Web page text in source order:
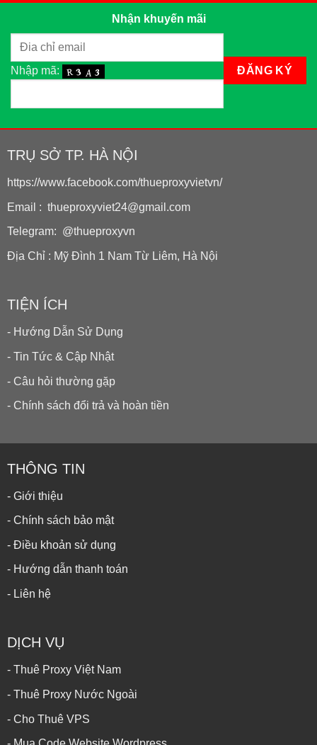
Nhận khuyến mãi
Nhập mã:
TRỤ SỞ TP. HÀ NỘI
https://www.facebook.com/thueproxyvietvn/
Email : thueproxyviet24@gmail.com
Telegram: @thueproxyvn
Địa Chỉ : Mỹ Đình 1 Nam Từ Liêm, Hà Nội
TIỆN ÍCH
- Hướng Dẫn Sử Dụng
- Tin Tức & Cập Nhật
- Câu hỏi thường gặp
- Chính sách đổi trả và hoàn tiền
THÔNG TIN
- Giới thiệu
- Chính sách bảo mật
- Điều khoản sử dụng
- Hướng dẫn thanh toán
- Liên hệ
DỊCH VỤ
- Thuê Proxy Việt Nam
- Thuê Proxy Nước Ngoài
- Cho Thuê VPS